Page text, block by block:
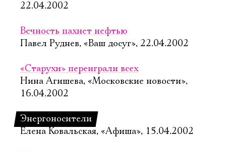
22.04.2002
Вечность пахнет нефтью
Павел Руднев, «Ваш досуг», 22.04.2002
«Старухи» переиграли всех
Нина Агишева, «Московские новости»,
16.04.2002
Энергоносители
Елена Ковальская, «Афиша», 15.04.2002